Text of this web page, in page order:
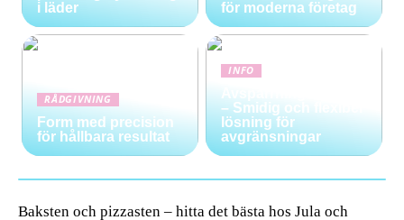
i läder
för moderna företag
RÅDGIVNING
Form med precision
för hållbara resultat
INFO
Avspärrningsstolpar
– Smidig och flexibel
lösning för
avgränsningar
Baksten och pizzasten – hitta det bästa hos Jula och